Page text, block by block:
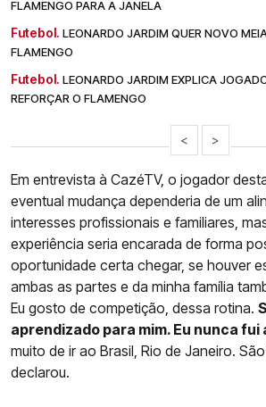
FLAMENGO PARA A JANELA
Futebol. LEONARDO JARDIM QUER NOVO
FLAMENGO
Futebol. LEONARDO JARDIM EXPLICA
REFORÇAR O FLAMENGO
< >
Em entrevista à CazéTV, o jogador
eventual mudança dependeria de um
interesses profissionais e familiares,
experiência seria encarada de forma
oportunidade certa chegar, se houver
ambas as partes e da minha família
Eu gosto de competição, dessa rotina.
aprendizado para mim. Eu nunca fui
muito de ir ao Brasil, Rio de Janeiro.
declarou.